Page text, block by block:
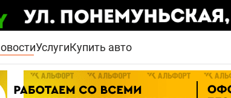
УслугиКупить авто